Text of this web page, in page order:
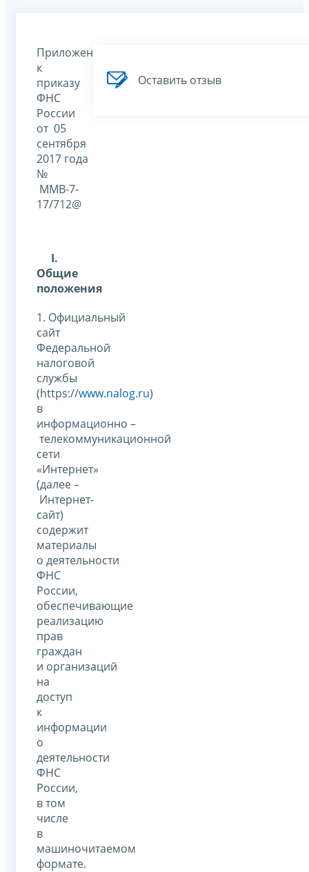
Приложение
к
приказу
ФНС
России
от 05
сентября
2017 года
№
ММВ-7-
17/712@
I.
Общие
положения
1. Официальный
сайт
Федеральной
налоговой
службы
(https://www.nalog.ru)
в
информационно –
телекоммуникационной
сети
«Интернет»
(далее –
Интернет-
сайт)
содержит
материалы
о деятельности
ФНС
России,
обеспечивающие
реализацию
прав
граждан
и организаций
на
доступ
к
информации
о
деятельности
ФНС
России,
в том
числе
в
машиночитаемом
формате.
Оставить отзыв